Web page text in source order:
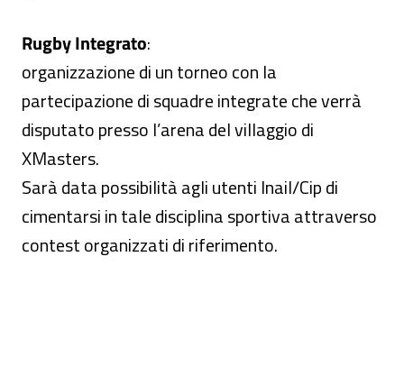
Rugby Integrato:
organizzazione di un torneo con la
partecipazione di squadre integrate che verrà
disputato presso l’arena del villaggio di
XMasters.
Sarà data possibilità agli utenti Inail/Cip di
cimentarsi in tale disciplina sportiva attraverso
contest organizzati di riferimento.